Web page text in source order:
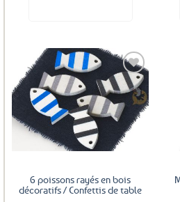
Ajouter
favoris
6 poissons rayés en bois
décoratifs / Confettis de table